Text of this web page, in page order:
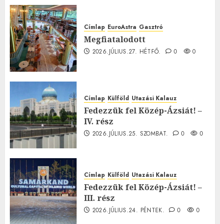
Címlap EuroAstra Gasztró
Megfiatalodott
2026.JÚLIUS.27. HÉTFŐ. 0 0
Címlap Külföld Utazási Kalauz
Fedezzük fel Közép-Ázsiát! –
IV. rész
2026.JÚLIUS.25. SZOMBAT. 0 0
Címlap Külföld Utazási Kalauz
Fedezzük fel Közép-Ázsiát! –
III. rész
2026.JÚLIUS.24. PÉNTEK. 0 0